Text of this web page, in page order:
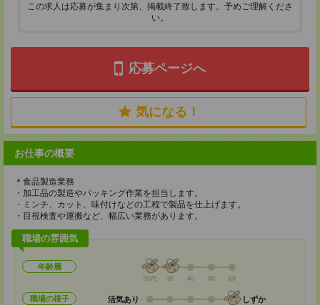
この求人は応募が集まり次第、掲載終了致します。予めご理解くださ
い。
応募ページへ
気になる！
お仕事の概要
＊食品製造業務
・加工品の製造やパッキング作業を担当します。
・ミンチ、カット、味付けなどの工程で製品を仕上げます。
・目視検査や運搬など、幅広い業務があります。
職場の雰囲気
年齢層
20代 30 40 50 60
職場の様子 活気あり しずか